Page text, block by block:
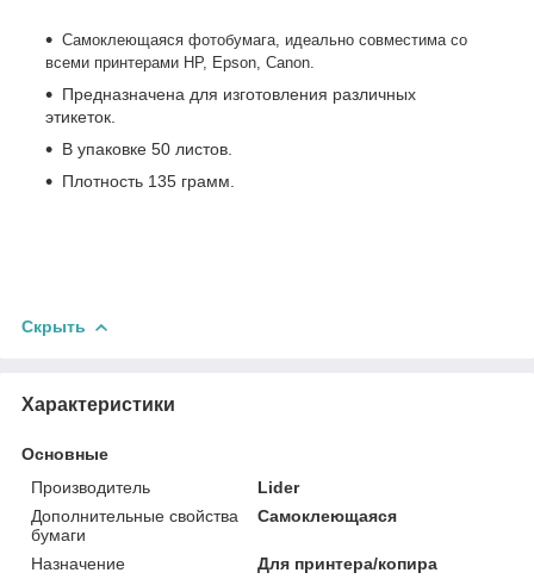
Самоклеющаяся фотобумага, идеально совместима со
всеми принтерами HP, Epson, Canon.
Предназначена для изготовления различных
этикеток.
В упаковке 50 листов.
Плотность 135 грамм.
Скрыть
Характеристики
Основные
Производитель
Lider
Дополнительные свойства
бумаги
Самоклеющаяся
Назначение
Для принтера/копира